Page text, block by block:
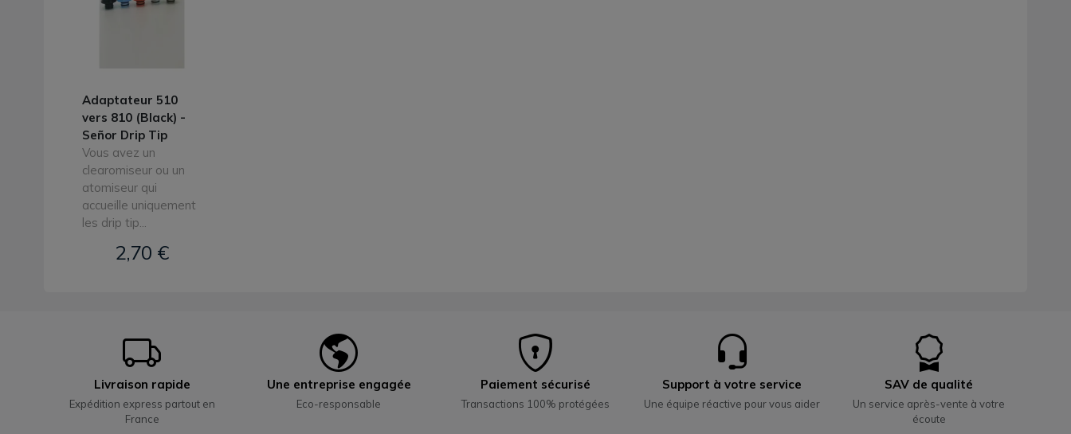
Adaptateur 510
vers 810 (Black) -
Señor Drip Tip
Vous avez un
clearomiseur ou un
atomiseur qui
accueille uniquement
les drip tip...
2,70 €
Livraison rapide
Expédition express partout en
France
Une entreprise engagée
Eco-responsable
Paiement sécurisé
Transactions 100% protégées
Support à votre service
Une équipe réactive pour vous aider
SAV de qualité
Un service après-vente à votre
écoute